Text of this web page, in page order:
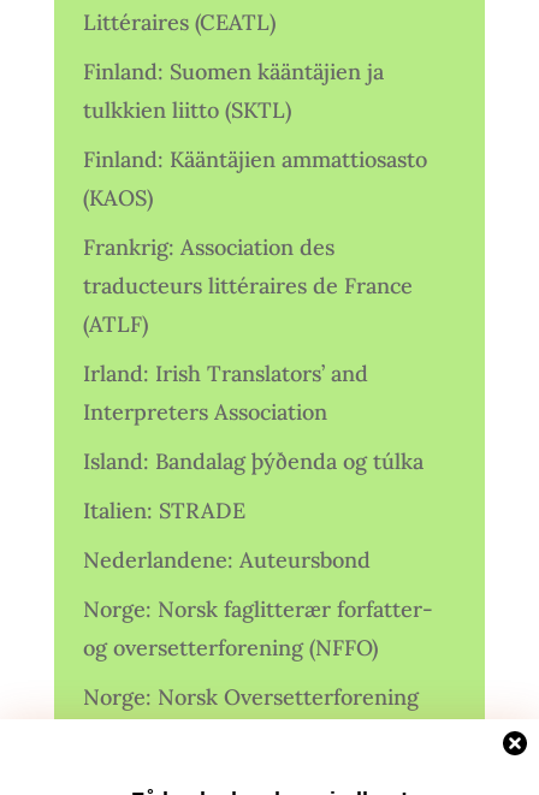
Littéraires (CEATL)
Finland: Suomen kääntäjien ja
tulkkien liitto (SKTL)
Finland: Kääntäjien ammattiosasto
(KAOS)
Frankrig: Association des
traducteurs littéraires de France
(ATLF)
Irland: Irish Translators’ and
Interpreters Association
Island: Bandalag þýðenda og túlka
Italien: STRADE
Nederlandene: Auteursbond
Norge: Norsk faglitterær forfatter-
og oversetterforening (NFFO)
Norge: Norsk Oversetterforening
Literatury